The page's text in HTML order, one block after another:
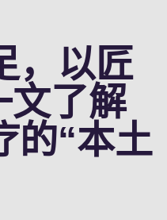
，以匠
文了解
的“本土